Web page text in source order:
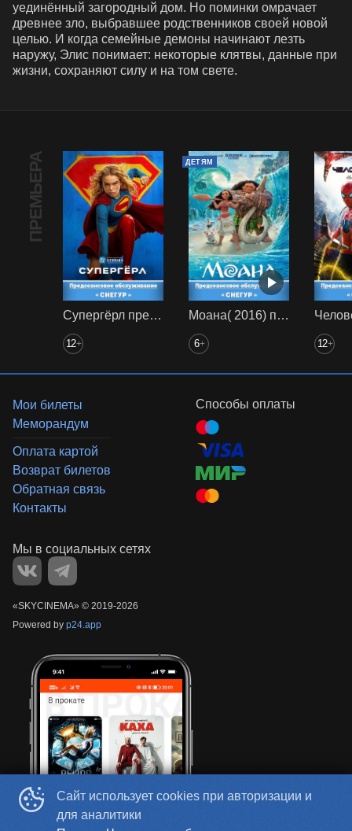
уединённый загородный дом. Но поминки омрачает
древнее зло, выбравшее родственников своей новой
целью. И когда семейные демоны начинают лезть
наружу, Элис понимает: некоторые клятвы, данные при
жизни, сохраняют силу и на том свете.
ПРЕМЬЕРА
Супергёрл предс. обсл. Снегур
12+
ДЕТЯМ
Моана( 2016) предс. обсл. Снегур
6+ 12+
Сайт использует cookies при авторизации и
для аналитики
Мои билеты
Меморандум
Оплата картой
Возврат билетов
Обратная связь
Контакты
Способы оплаты
«‎SKYCINEMA» © 2019-2026
Powered by p24.app